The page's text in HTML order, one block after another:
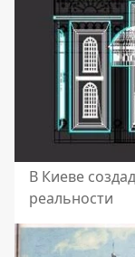
В Киеве
реальности